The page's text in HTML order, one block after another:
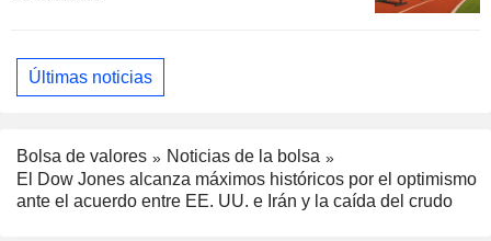
Últimas noticias
Bolsa de valores
Noticias de la bolsa
El Dow Jones alcanza máximos históricos por el optimismo
ante el acuerdo entre EE. UU. e Irán y la caída del crudo